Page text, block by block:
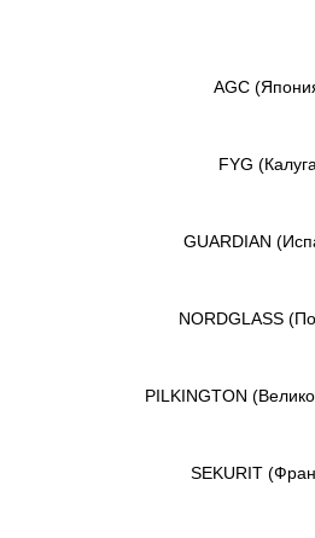
AGC
FYG
GUARDIAN
NORDGLASS
PILKINGTON
SEKURIT